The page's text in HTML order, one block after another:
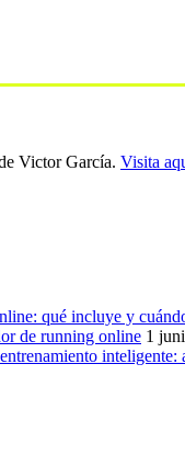
Victor García. Visita
qué incluye y
de running online 1
inteligente: